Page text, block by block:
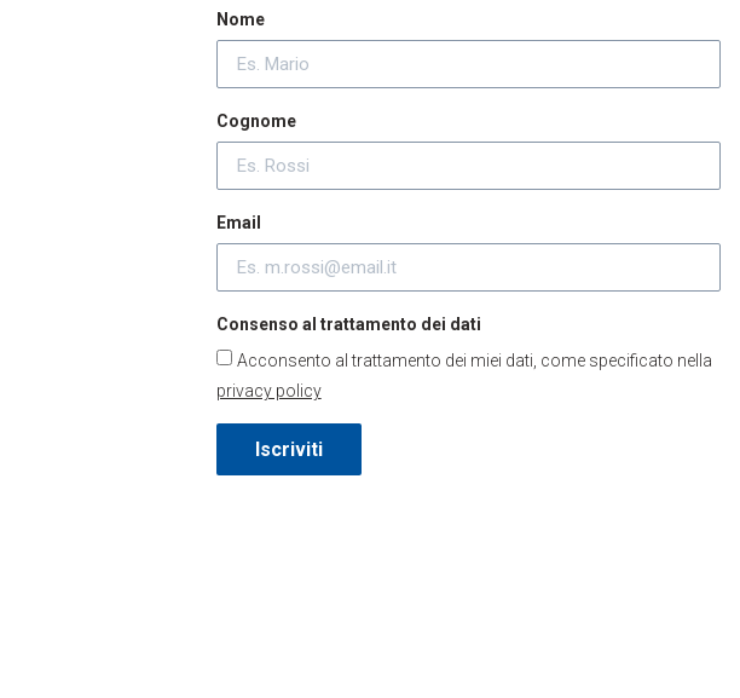
Nome
Cognome
Email
Consenso al trattamento dei dati
Acconsento al trattamento dei miei dati, come specificato nella
privacy policy
Iscriviti